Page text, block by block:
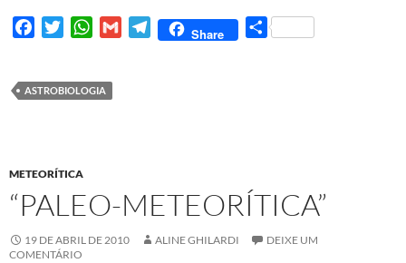
e
k
t
W
t
G
T
Share
S
ASTROBIOLOGIA
METEORÍTICA
“PALEO-METEORÍTICA”
19 DE ABRIL DE 2010 ALINE GHILARDI
DEIXE UM
COMENTÁRIO